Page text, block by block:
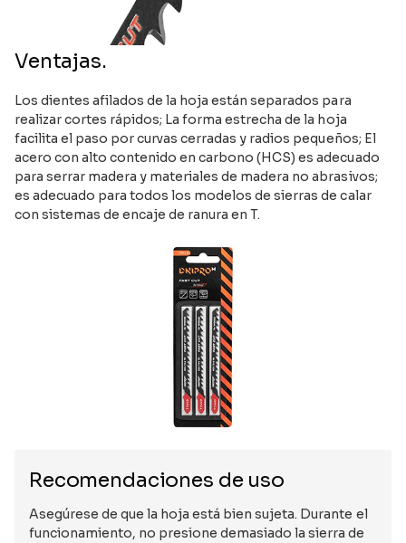
Ventajas.
Los dientes afilados de la hoja están separados para
realizar cortes rápidos; La forma estrecha de la hoja
facilita el paso por curvas cerradas y radios pequeños; El
acero con alto contenido en carbono (HCS) es adecuado
para serrar madera y materiales de madera no abrasivos;
es adecuado para todos los modelos de sierras de calar
con sistemas de encaje de ranura en T.
Recomendaciones de uso
Asegúrese de que la hoja está bien sujeta. Durante el
funcionamiento, no presione demasiado la sierra de